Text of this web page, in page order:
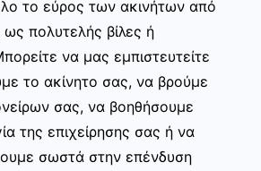
το εύρος των ακινήτων από
πολυτελής βίλες ή
να μας εμπιστευτείτε
το ακίνητο σας, να βρούμε
σας, να βοηθήσουμε
της επιχείρησης σας ή να
σωστά στην επένδυση